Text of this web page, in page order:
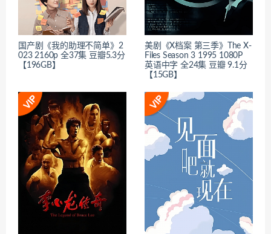
国产剧《我的助理不简单》2
023 2160p 全37集 豆瓣5.3分
【196GB】
美剧《X档案 第三季》The X-
Files Season 3 1995 1080P
英语中字 全24集 豆瓣 9.1分
【15GB】